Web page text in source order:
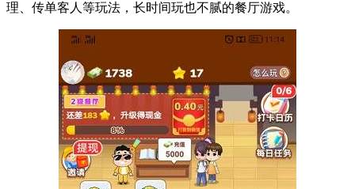
理、传单客人等玩法，长时间玩也不腻的餐厅游戏。